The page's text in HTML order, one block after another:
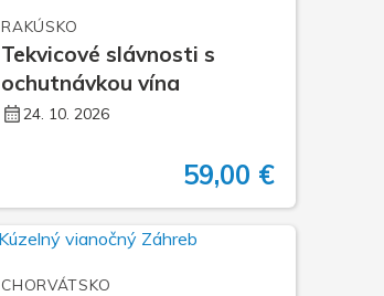
RAKÚSKO
Tekvicové slávnosti s
ochutnávkou vína
24. 10. 2026
59,00 €
CHORVÁTSKO